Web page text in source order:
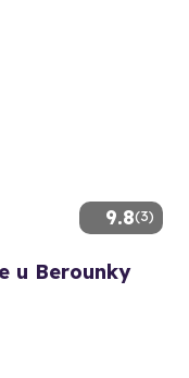
9.8(3)
u Berounky